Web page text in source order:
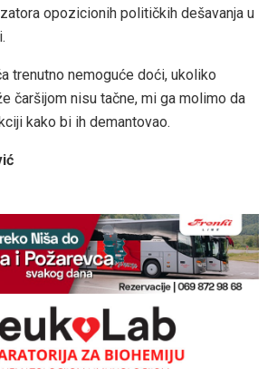
opozicionih političkih dešavanja u
trenutno nemoguće doći, ukoliko
čaršijom nisu tačne, mi ga molimo da
kako bi ih demantovao.